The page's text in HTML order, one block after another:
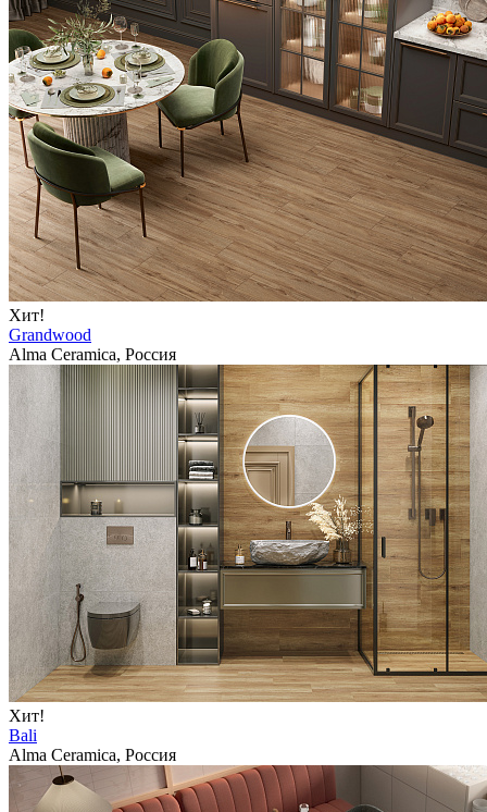
Хит!
Grandwood
Alma Ceramica, Россия
Хит!
Bali
Alma Ceramica, Россия